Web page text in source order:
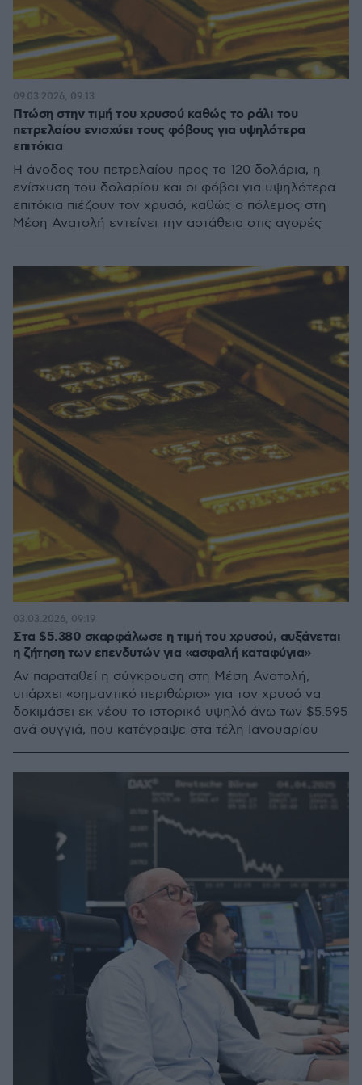
Πτώση στην τιμή του χρυσού καθώς το ράλι του
πετρελαίου ενισχύει τους φόβους για υψηλότερα
επιτόκια
Η άνοδος του πετρελαίου προς τα 120 δολάρια, η
ενίσχυση του δολαρίου και οι φόβοι για υψηλότερα
επιτόκια πιέζουν τον χρυσό, καθώς ο πόλεμος στη
Μέση Ανατολή εντείνει την αστάθεια στις αγορές
09.03.2026, 09:13
Στα $5.380 σκαρφάλωσε η τιμή του χρυσού, αυξάνεται
η ζήτηση των επενδυτών για «ασφαλή καταφύγια»
Αν παραταθεί η σύγκρουση στη Μέση Ανατολή,
υπάρχει «σημαντικό περιθώριο» για τον χρυσό να
δοκιμάσει εκ νέου το ιστορικό υψηλό άνω των $5.595
ανά ουγγιά, που κατέγραψε στα τέλη Ιανουαρίου
03.03.2026, 09:19